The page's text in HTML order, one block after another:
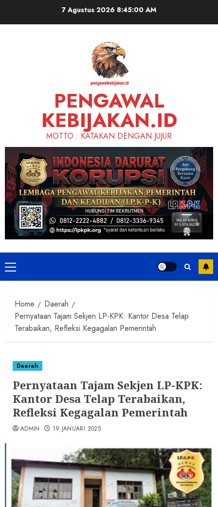
7 Agustus 20268:45:01 AM
PENGAWAL
KEBIJAKAN.ID
MOTTO : KATAKAN DENGAN JUJUR
Primary
Menu
Home
Daerah
Pernyataan Tajam Sekjen LP-KPK: Kantor Desa Telap
Terabaikan, Refleksi Kegagalan Pemerintah
Daerah
Pernyataan Tajam Sekjen LP-KPK:
Kantor Desa Telap Terabaikan,
Refleksi Kegagalan Pemerintah
ADMIN 19 JANUARI 2025